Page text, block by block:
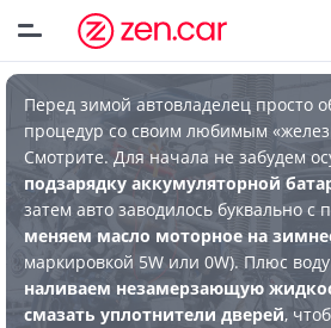
Перед зимой автовладелец просто
процедур со своим любимым
Смотрите. Для начала не забудем
подзарядку аккумуляторной
затем авто заводилось буквально с
меняем масло моторное на
маркировкой 5W или 0W). Плюс
наливаем незамерзающую
смазать уплотнители дверей,